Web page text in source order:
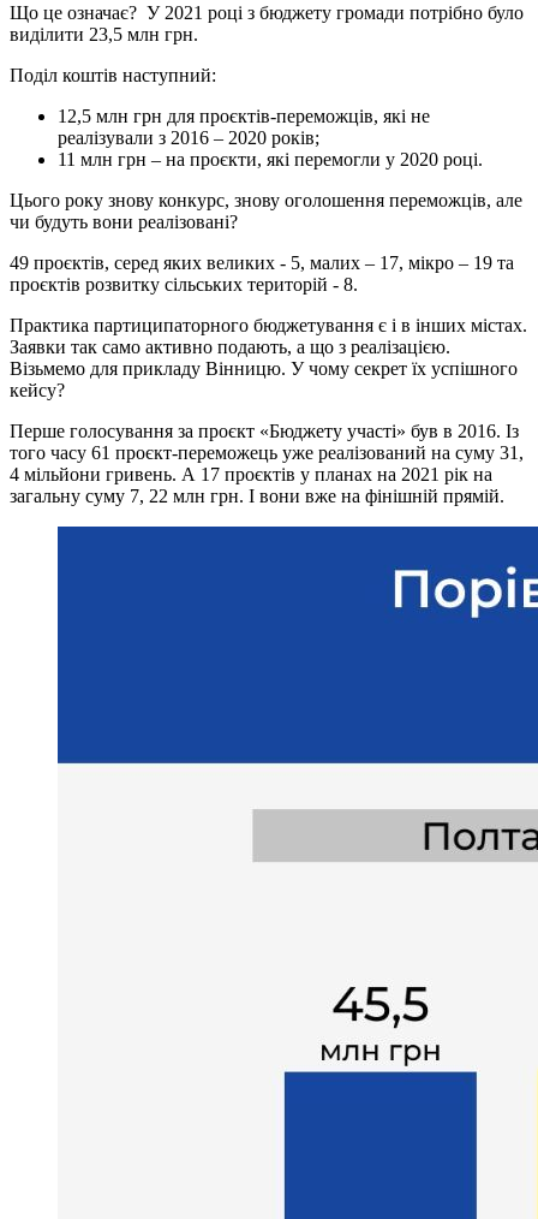
Що це означає? У 2021 році з бюджету громади потрібно було
виділити 23,5 млн грн.
Поділ коштів наступний:
12,5 млн грн для проєктів-переможців, які не
реалізували з 2016 – 2020 років;
11 млн грн – на проєкти, які перемогли у 2020 році.
Цього року знову конкурс, знову оголошення переможців, але
чи будуть вони реалізовані?
49 проєктів, серед яких великих - 5, малих – 17, мікро – 19 та
проєктів розвитку сільських територій - 8.
Практика партиципаторного бюджетування є і в інших містах.
Заявки так само активно подають, а що з реалізацією.
Візьмемо для прикладу Вінницю. У чому секрет їх успішного
кейсу?
Перше голосування за проєкт «Бюджету участі» був в 2016. Із
того часу 61 проєкт-переможець уже реалізований на суму 31,
4 мільйони гривень. А 17 проєктів у планах на 2021 рік на
загальну суму 7, 22 млн грн. І вони вже на фінішній прямій.